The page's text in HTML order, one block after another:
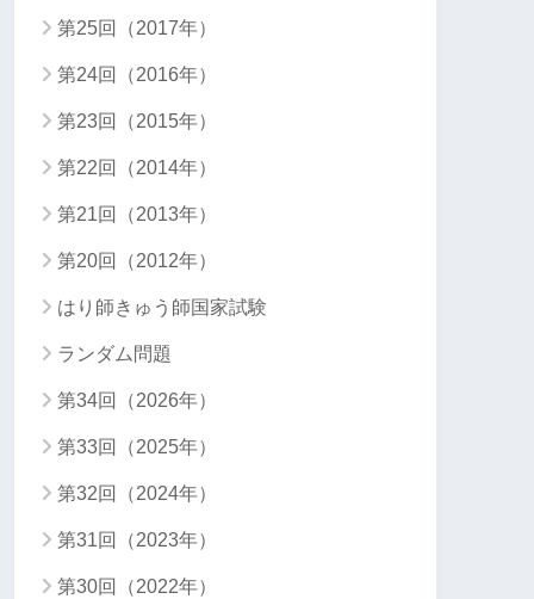
第25回（2017年）
第24回（2016年）
第23回（2015年）
第22回（2014年）
第21回（2013年）
第20回（2012年）
はり師きゅう師国家試験
ランダム問題
第34回（2026年）
第33回（2025年）
第32回（2024年）
第31回（2023年）
第30回（2022年）